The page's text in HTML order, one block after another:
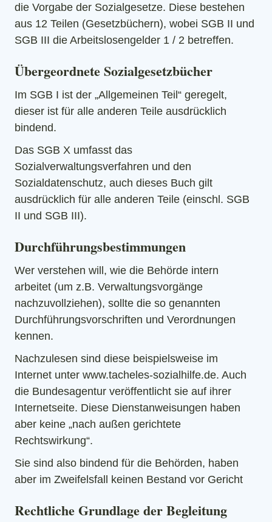
die Vorgabe der Sozialgesetze. Diese bestehen
aus 12 Teilen (Gesetzbüchern), wobei SGB II und
SGB III die Arbeitslosengelder 1 / 2 betreffen.
Übergeordnete Sozialgesetzbücher
Im SGB I ist der „Allgemeinen Teil“ geregelt,
dieser ist für alle anderen Teile ausdrücklich
bindend.
Das SGB X umfasst das
Sozialverwaltungsverfahren und den
Sozialdatenschutz, auch dieses Buch gilt
ausdrücklich für alle anderen Teile (einschl. SGB
II und SGB III).
Durchführungsbestimmungen
Wer verstehen will, wie die Behörde intern
arbeitet (um z.B. Verwaltungsvorgänge
nachzuvollziehen), sollte die so genannten
Durchführungsvorschriften und Verordnungen
kennen.
Nachzulesen sind diese beispielsweise im
Internet unter www.tacheles-sozialhilfe.de. Auch
die Bundesagentur veröffentlicht sie auf ihrer
Internetseite. Diese Dienstanweisungen haben
aber keine „nach außen gerichtete
Rechtswirkung“.
Sie sind also bindend für die Behörden, haben
aber im Zweifelsfall keinen Bestand vor Gericht
Rechtliche Grundlage der Begleitung